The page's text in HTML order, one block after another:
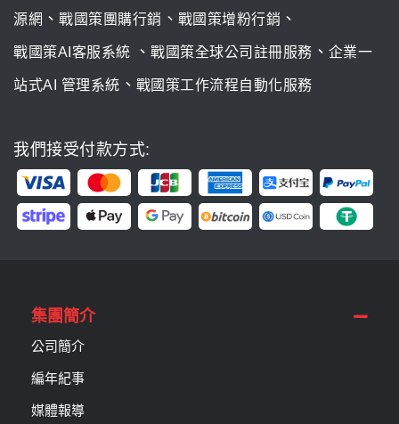
源網 、 戰國策團購行銷 、 戰國策增粉行銷 、
戰國策AI客服系統 、 戰國策全球公司註冊服務 、 企業一
站式AI 管理系統 、 戰國策工作流程自動化服務
我們接受付款方式:
集團簡介
公司簡介
編年紀事
媒體報導